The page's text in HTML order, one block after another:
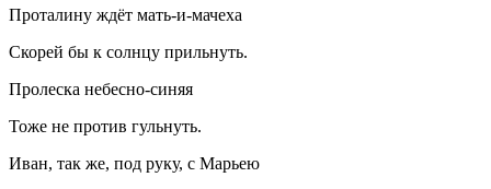
Проталину ждёт мать-и-мачеха
Скорей бы к солнцу прильнуть.
Пролеска небесно-синяя
Тоже не против гульнуть.
Иван, так же, под руку, с Марьею